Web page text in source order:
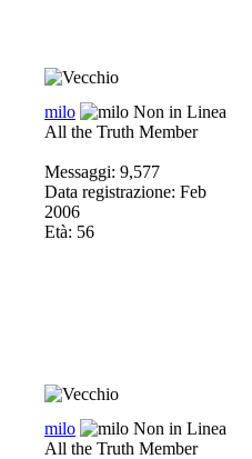
milo
All the Truth Member
Messaggi: 9,577
Data registrazione: Feb
2006
Età: 56
milo
All the Truth Member